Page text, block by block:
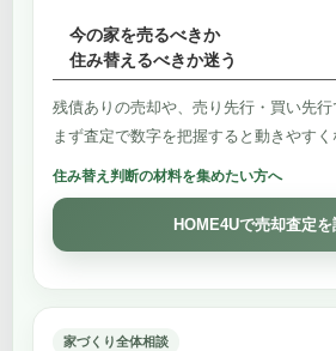
今の家を売るべきか
住み替えるべきか迷う
残債ありの売却や、売り先行・買い先行
まず査定で数字を把握すると動きやすく
住み替え判断の材料を集めたい方へ
HOME4Uで売却査定を
家づくり全体相談